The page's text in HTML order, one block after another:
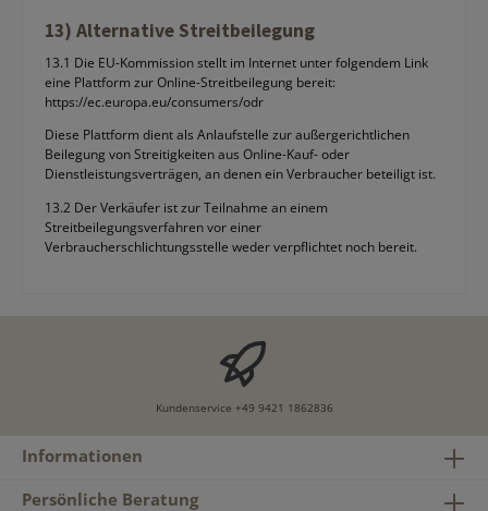
13) Alternative Streitbeilegung
13.1 Die EU-Kommission stellt im Internet unter folgendem Link
eine Plattform zur Online-Streitbeilegung bereit:
https://ec.europa.eu/consumers/odr
Diese Plattform dient als Anlaufstelle zur außergerichtlichen
Beilegung von Streitigkeiten aus Online-Kauf- oder
Dienstleistungsverträgen, an denen ein Verbraucher beteiligt ist.
13.2 Der Verkäufer ist zur Teilnahme an einem
Streitbeilegungsverfahren vor einer
Verbraucherschlichtungsstelle weder verpflichtet noch bereit.
Kundenservice +49 9421 1862836
Informationen
Persönliche Beratung